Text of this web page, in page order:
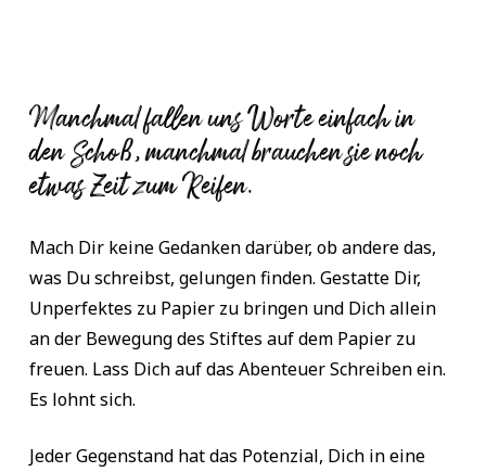
Manchmal fallen uns Worte einfach in
den Schoß, manchmal brauchen sie noch
etwas Zeit zum Reifen.
Mach Dir keine Gedanken darüber, ob andere das,
was Du schreibst, gelungen finden. Gestatte Dir,
Unperfektes zu Papier zu bringen und Dich allein
an der Bewegung des Stiftes auf dem Papier zu
freuen. Lass Dich auf das Abenteuer Schreiben ein.
Es lohnt sich.
Jeder Gegenstand hat das Potenzial, Dich in eine